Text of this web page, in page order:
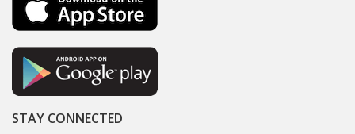
STAY CONNECTED